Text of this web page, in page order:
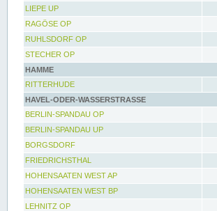
LIEPE UP
RAGÖSE OP
RUHLSDORF OP
STECHER OP
HAMME
RITTERHUDE
HAVEL-ODER-WASSERSTRASSE
BERLIN-SPANDAU OP
BERLIN-SPANDAU UP
BORGSDORF
FRIEDRICHSTHAL
HOHENSAATEN WEST AP
HOHENSAATEN WEST BP
LEHNITZ OP